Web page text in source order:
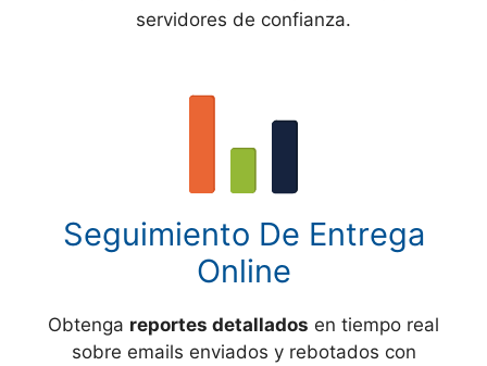
servidores de confianza.
Seguimiento De Entrega
Online
Obtenga reportes detallados en tiempo real
sobre emails enviados y rebotados con